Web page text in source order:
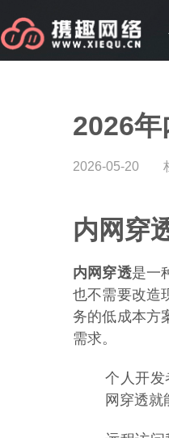
2026
2026-05-20
内网穿
内网穿透是一
也不需要改造
务的低成本方
需求。
个人开发
网穿透